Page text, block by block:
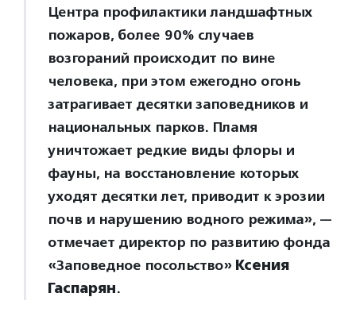
Центра профилактики ландшафтных
пожаров, более 90% случаев
возгораний происходит по вине
человека, при этом ежегодно огонь
затрагивает десятки заповедников и
национальных парков. Пламя
уничтожает редкие виды флоры и
фауны, на восстановление которых
уходят десятки лет, приводит к эрозии
почв и нарушению водного режима», —
отмечает директор по развитию фонда
«Заповедное посольство» Ксения
Гаспарян.